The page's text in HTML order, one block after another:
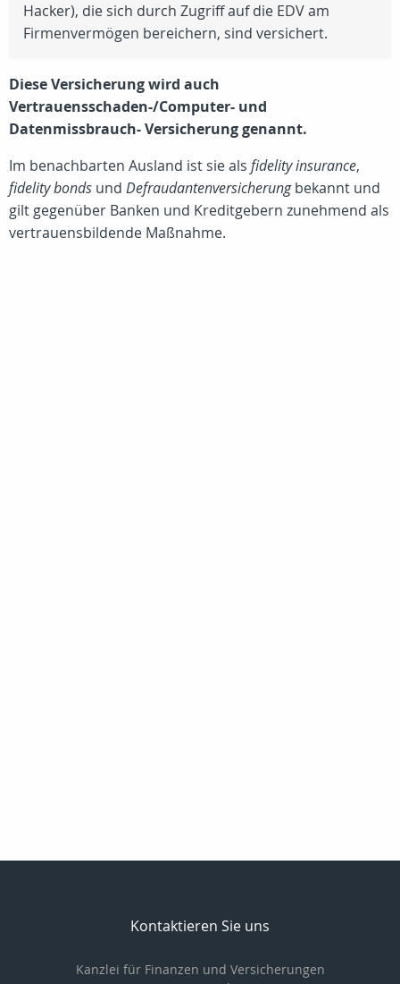
Hacker), die sich durch Zugriff auf die EDV am
Firmenvermögen bereichern, sind versichert.
Diese Versicherung wird auch
Vertrauensschaden-/Computer- und
Datenmissbrauch- Versicherung genannt.
Im benachbarten Ausland ist sie als fidelity insurance,
fidelity bonds und Defraudantenversicherungbekannt und
gilt gegenüber Banken und Kreditgebern zunehmend als
vertrauensbildende Maßnahme.
Kontaktieren Sie uns
Kanzlei für Finanzen und Versicherungen